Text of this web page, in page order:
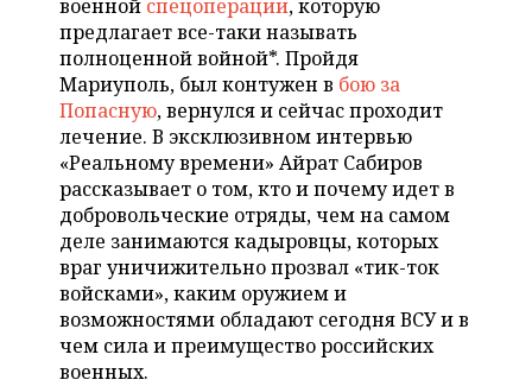
ONLINE-КОНФЕРЕНЦИИ
ОТКРЫТАЯ ЛЕКЦИЯ
ХОККЕЙ
БАСКЕТБОЛ
ВОЛЕЙБОЛ
КИБЕРСПОРТ
ФИГУРНОЕ КАТАНИЕ
ВОДНЫЕ ВИДЫ СПОРТА
ХОККЕЙ С МЯЧОМ
ВЛАСТЬ
ИНФРАСТРУКТУРА
ИСТОРИЯ
КУЛЬТУРА
МЕДИЦИНА
ОБРАЗОВАНИЕ
ПРОИСШЕСТВИЯ
СЮЖЕТЫ
СПРАВОЧНИК
СПИСОК ПЕРСОН
СПИСОК КОМПАНИЙ
ПОЛНАЯ ВЕРСИЯ
военной спецоперации, которую
предлагает все-таки называть
полноценной войной*. Пройдя
Мариуполь, был контужен в бою за
Попасную, вернулся и сейчас проходит
лечение. В эксклюзивном интервью
«Реальному времени» Айрат Сабиров
рассказывает о том, кто и почему идет в
добровольческие отряды, чем на самом
деле занимаются кадыровцы, которых
враг уничижительно прозвал «тик-ток
войсками», каким оружием и
возможностями обладают сегодня ВСУ и в
чем сила и преимущество российских
военных.